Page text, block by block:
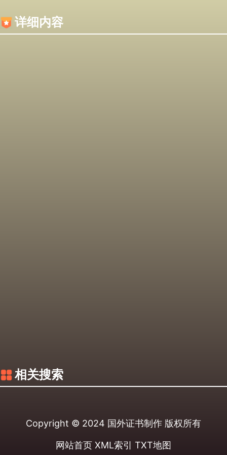
详细内容
相关搜索
Copyright © 2024 国外证书制作 版权所有
网站首页 XML索引 TXT地图